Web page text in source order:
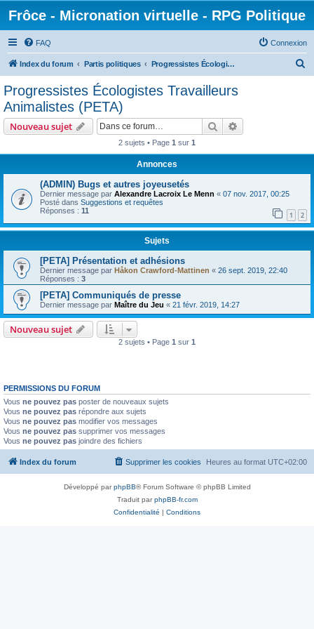
Frôce - Micronation virtuelle - RPG Politique
FAQ Connexion
Index du forum Partis politiques Progressistes Écologistes Travailleurs Animalistes (PETA)
Progressistes Écologistes Travailleurs
Animalistes (PETA)
Nouveau sujet Rechercher
2 sujets • Page 1 sur 1
Annonces
(ADMIN) Bugs et autres joyeusetés
Dernier message par Alexandre Lacroix Le Menn « 07 nov. 2017, 00:25
Posté dans Suggestions et requêtes
Réponses : 11 1 2
Sujets
[PETA] Présentation et adhésions
Dernier message par Håkon Crawford-Mattinen « 26 sept. 2019, 22:40
Réponses : 3
[PETA] Communiqués de presse
Dernier message par Maître du Jeu « 21 févr. 2019, 14:27
Nouveau sujet
2 sujets • Page 1 sur 1
PERMISSIONS DU FORUM
Vous ne pouvez pas poster de nouveaux sujets
Vous ne pouvez pas répondre aux sujets
Vous ne pouvez pas modifier vos messages
Vous ne pouvez pas supprimer vos messages
Vous ne pouvez pas joindre des fichiers
Index du forum Heures au format UTC+02:00
Supprimer les cookies
Développé parphpBB® Forum Software © phpBB Limited
Traduit parphpBB-fr.com
Confidentialité | Conditions